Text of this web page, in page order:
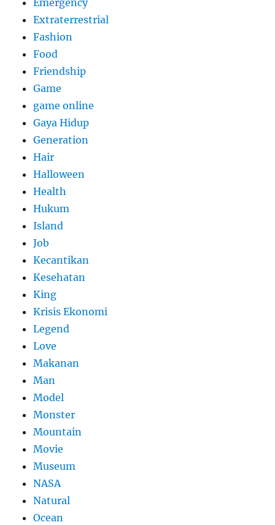
Emergency
Extraterrestrial
Fashion
Food
Friendship
Game
game online
Gaya Hidup
Generation
Hair
Halloween
Health
Hukum
Island
Job
Kecantikan
Kesehatan
King
Krisis Ekonomi
Legend
Love
Makanan
Man
Model
Monster
Mountain
Movie
Museum
NASA
Natural
Ocean